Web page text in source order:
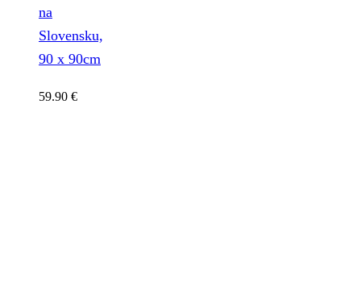
na
Slovensku,
90 x 90cm
59.90 €